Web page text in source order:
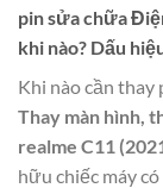
pin sửa chữa
khi nào? Dấu
Khi nào cần thay
Thay màn hình,
realme C11
hữu chiếc máy